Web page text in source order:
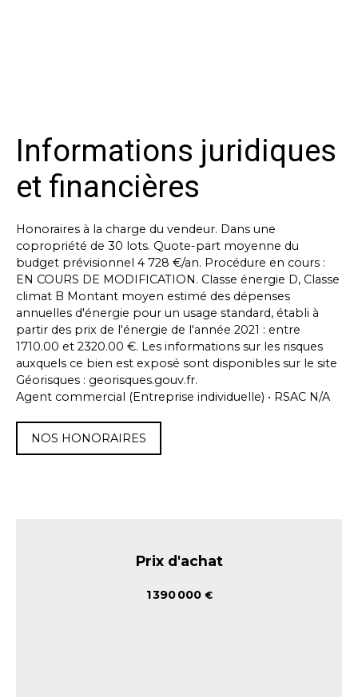
Informations juridiques
et financières
Honoraires à la charge du vendeur. Dans une
copropriété de 30 lots. Quote-part moyenne du
budget prévisionnel 4 728 €/an. Procédure en cours :
EN COURS DE MODIFICATION. Classe énergie D, Classe
climat B Montant moyen estimé des dépenses
annuelles d'énergie pour un usage standard, établi à
partir des prix de l'énergie de l'année 2021 : entre
1710.00 et 2320.00 €. Les informations sur les risques
auxquels ce bien est exposé sont disponibles sur le site
Géorisques : georisques.gouv.fr.
Agent commercial (Entreprise individuelle) • RSAC N/A
NOS HONORAIRES
Prix d'achat
1 390 000 €